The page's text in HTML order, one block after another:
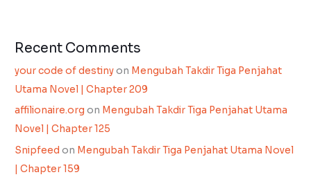
Recent Comments
your code of destinyon Mengubah Takdir Tiga Penjahat
Utama Novel | Chapter 209
affilionaire.org on Mengubah Takdir Tiga Penjahat Utama
Novel | Chapter 125
Snipfeed on Mengubah Takdir Tiga Penjahat Utama Novel
| Chapter 159